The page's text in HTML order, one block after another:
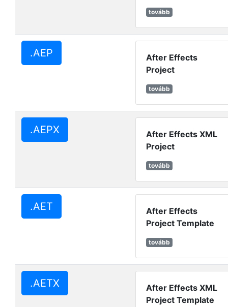
tovább
.AEP
After Effects
Project
tovább
.AEPX
After Effects XML
Project
tovább
.AET
After Effects
Project Template
tovább
.AETX
After Effects XML
Project Template